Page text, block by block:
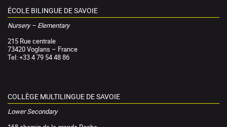
ÉCOLE BILINGUE DE SAVOIE
Nursery – Elementary
215 Rue centrale
73420 Voglans – France
Tel: +33 4 79 54 48 86
COLLÈGE MULTILINGUE DE SAVOIE
Lower Secondary